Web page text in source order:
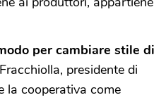
per cambiare stile di
presidente di
la cooperativa come